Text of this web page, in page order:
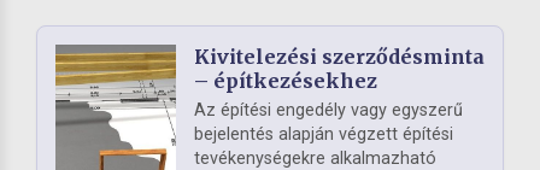
Kivitelezési szerződésminta
– építkezésekhez
Az építési engedély vagy egyszerű
bejelentés alapján végzett építési
tevékenységekre alkalmazható